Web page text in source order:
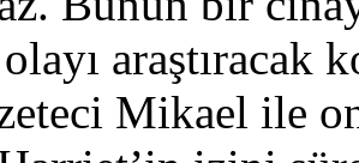
Mikael ile